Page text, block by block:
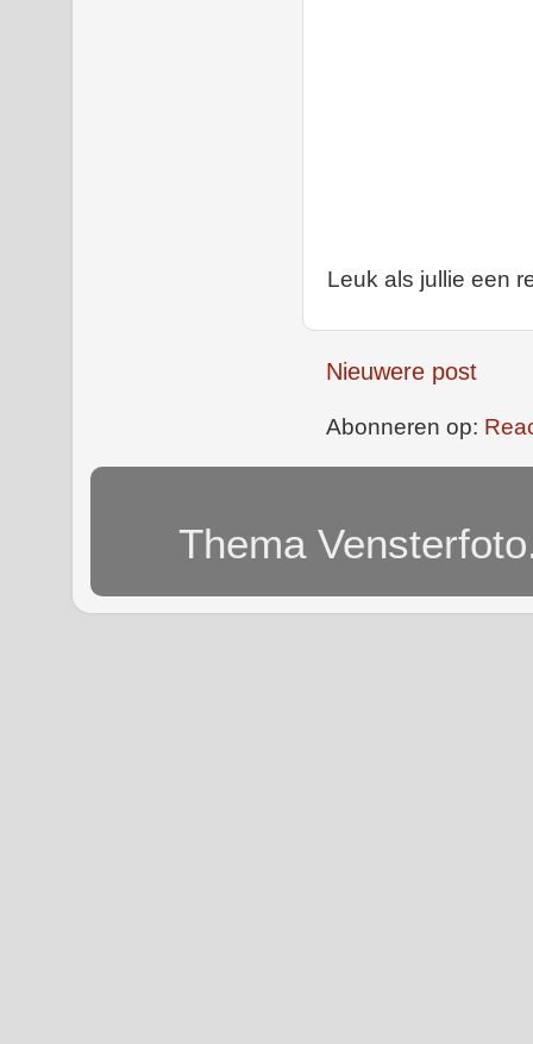
Leuk als jullie een
Nieuwere post
Abonneren op:
Thema